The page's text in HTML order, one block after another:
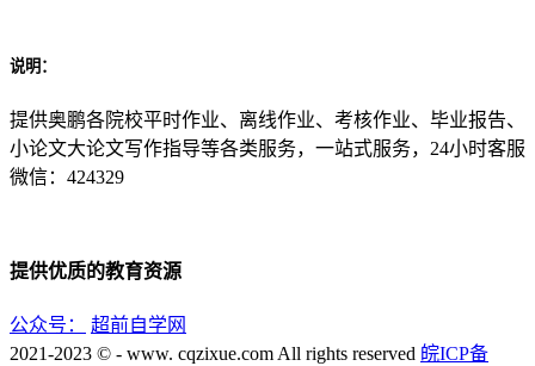
说明：
提供奥鹏各院校平时作业、离线作业、考核作业、毕业报告、
小论文大论文写作指导等各类服务，一站式服务，24小时客服
微信：424329
提供优质的教育资源
公众号：
超前自学网
2021-2023 © - www. cqzixue.com All rights reserved 皖ICP备